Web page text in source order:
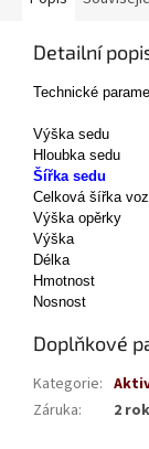
Detailní
Technické
Výška sedu
Hloubka sedu
Šířka sedu
Celková šířka
Výška opěrky
Výška
Délka
Hmotnost
Nosnost
Doplňkové
Kategorie:
Záruka: 2